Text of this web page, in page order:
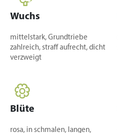
Wuchs
mittelstark, Grundtriebe
zahlreich, straff aufrecht, dicht
verzweigt
Blüte
rosa, in schmalen, langen,